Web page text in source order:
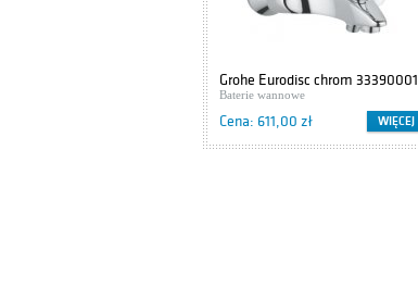
Grohe Eurodisc chrom 33390001
Baterie wannowe
Cena: 611,00 zł WIĘCEJ